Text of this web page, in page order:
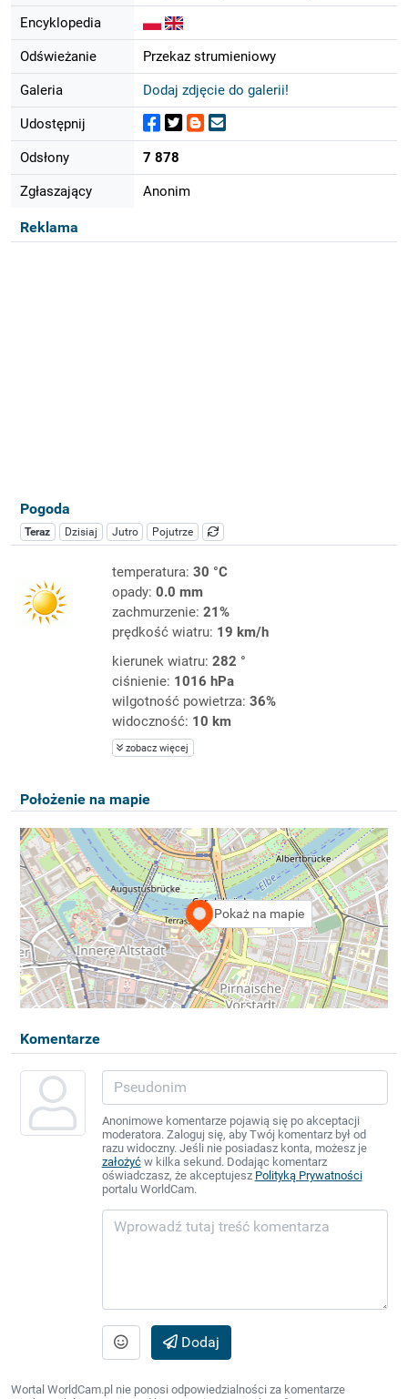
Encyklopedia
Odświeżanie Przekaz strumieniowy
Galeria Dodaj zdjęcie do galerii!
Udostępnij
Odsłony 7 878
Zgłaszający Anonim
Reklama
Pogoda
Teraz Dzisiaj Jutro Pojutrze
temperatura: 30 °C
opady: 0.0 mm
zachmurzenie: 21%
prędkość wiatru: 19 km/h
kierunek wiatru: 282 °
ciśnienie: 1016 hPa
wilgotność powietrza: 36%
widoczność: 10 km
zobacz więcej
Położenie na mapie
Pokaż na mapie
Komentarze
Anonimowe komentarze pojawią się po akceptacji
moderatora. Zaloguj się, aby Twój komentarz był od
razu widoczny. Jeśli nie posiadasz konta, możesz je
założyćw kilka sekund. Dodając komentarz
oświadczasz, że akceptujesz Polityką Prywatności
portalu WorldCam.
Dodaj
Wortal WorldCam.pl nie ponosi odpowiedzialności za komentarze